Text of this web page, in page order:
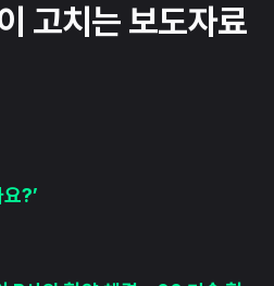
고치는 보도자료
?’